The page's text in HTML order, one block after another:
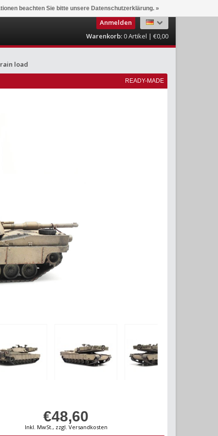
Anmelden
Warenkorb:0Artikel | €0,00
load
READY-MADE
€48,60
Inkl. MwSt., zzgl. Versandkosten
beachten Sie bitte unsere Datenschutzerklärung. »